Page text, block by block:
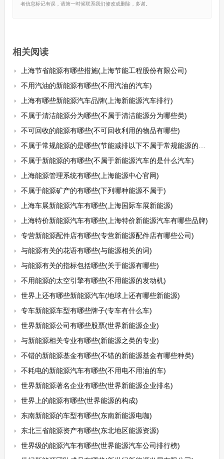
者信息标记有误，请第一时候联系我们修改或删除，多谢。
相关阅读
上海节省能源有哪些措施(上海节能工程股份有限公司)
不用汽油的新能源有哪些(不用汽油的汽车)
上海有哪些新能源汽车品牌(上海新能源汽车排行)
不属于清洁能源分为哪些(不属于清洁能源分为哪些类)
不可回收的能源有哪些(不可回收利用的物品有哪些)
不属于常规能源的是哪些(节能减排以下不属于常规能源的是())
不属于新能源的有哪些(不属于新能源汽车的是什么汽车)
上海能源管理系统有哪些(上海能源中心官网)
不属于能源矿产的有哪些(下列哪种能源不属于)
上海车展新能源汽车有哪些(上海国际车展新能源)
上海特价新能源汽车有哪些(上海特价新能源汽车有哪些品牌)
专营新能源配件店有哪些(专营新能源配件店有哪些公司)
与能源有关的花语有哪些(与能源相关的词)
与能源有关的指标包括哪些(关于能源有哪些)
不用能源的太空引擎有哪些(不用能源的发动机)
世界上还有哪些新能源汽车(地球上还有哪些新能源)
专车新能源车型有哪些牌子(专车有什么车)
世界新能源公司有哪些股票(世界新能源企业)
与新能源相关专业有哪些(新能源之类的专业)
不错的新能源基金有哪些(不错的新能源基金有哪些种类)
不耗电的新能源汽车有哪些(不用电不用油的车)
世界新能源著名企业有哪些(世界新能源企业排名)
世界上的能源有哪些(世界能源的构成)
东南新能源的车型有哪些(东南新能源电咖)
东北三省能源资产有哪些(东北地区能源资源)
世界级的能源汽车有哪些(世界能源汽车公司排行榜)